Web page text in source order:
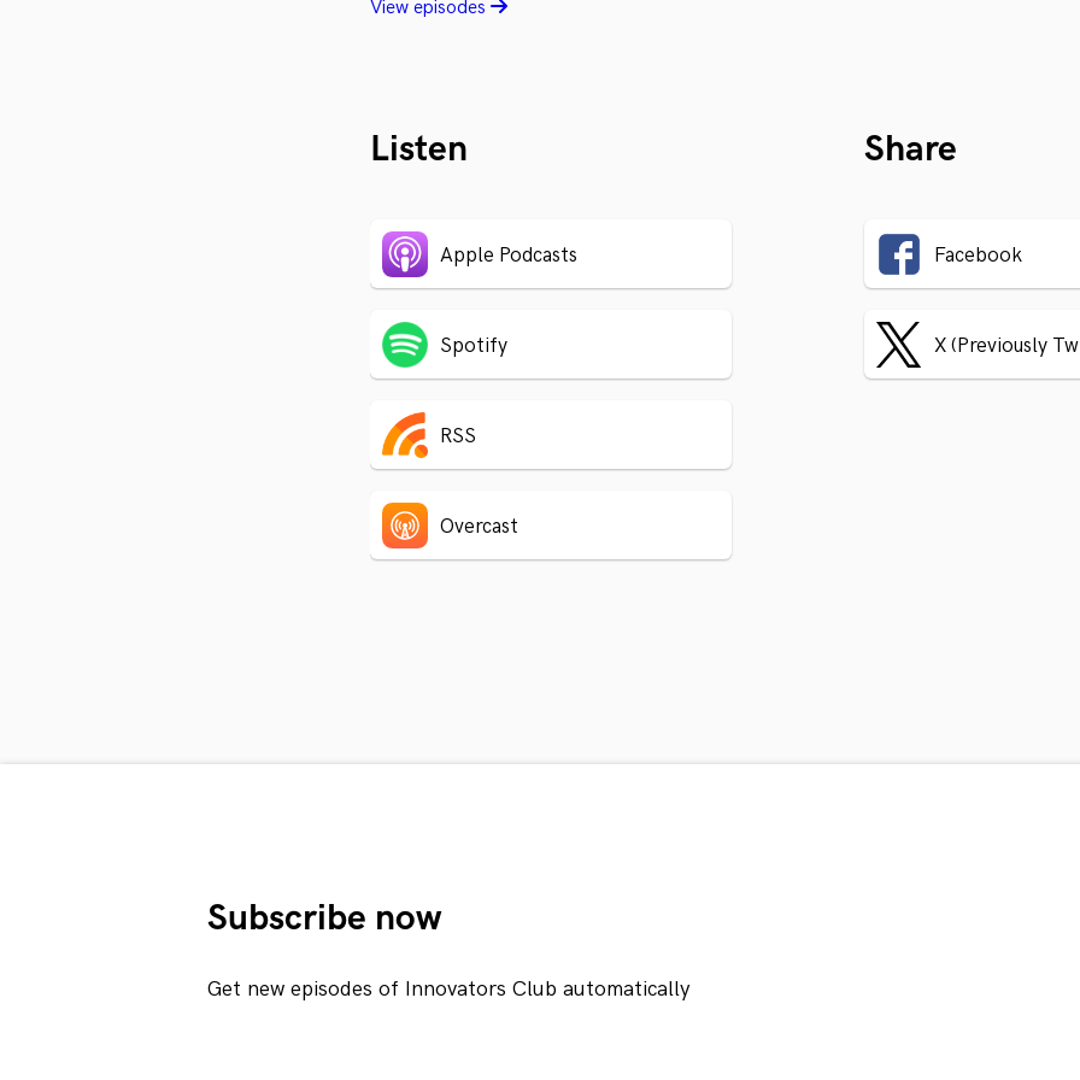
View episodes
Listen
Apple Podcasts
Spotify
RSS
Overcast
Share
Facebook
X (Previously
Subscribe now
Get new episodes of Innovators Club automatically